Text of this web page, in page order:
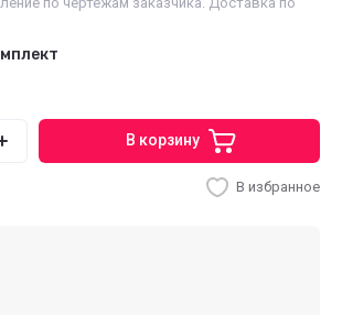
В корзину
В избранное